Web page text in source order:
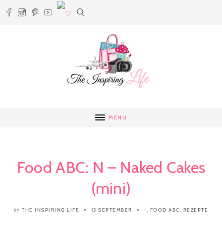
MENU
Food ABC: N – Naked Cakes
(mini)
by THE INSPIRING LIFE 13 SEPTEMBER -, FOOD ABC, REZEPTE